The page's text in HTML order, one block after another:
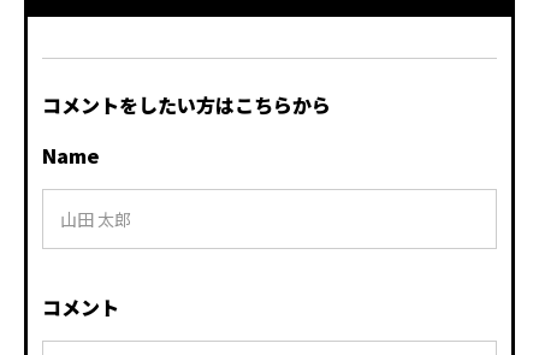
コメントをしたい方はこちらから
コメント
Name